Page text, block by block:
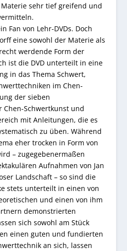
sehr tief greifend und
Fan von Lehr-DVDs. Doch
eine sowohl der Materie als
werdende Form der
ist die DVD unterteilt in eine
in das Thema Schwert,
im Chen-
der sieben
Schwertkunst und
mit Anleitungen, die es
zu üben. Während
eher trocken in Form von
– zugegebenermaßen
Aufnahmen von Jan
Landschaft – so sind die
stets unterteilt in einen von
und einen von ihm
demonstrierten
sich sowohl am Stück
einen guten und fundierten
an sich, lassen